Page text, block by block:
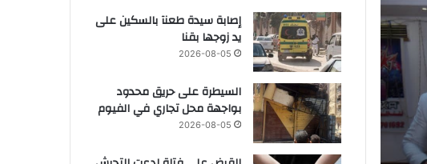
إصابة سيدة طعنآ بالسكين على
يد زوجها بقنا
2026-08-05
السيطرة على حريق محدود
بواجهة محل تجاري في الفيوم
2026-08-05